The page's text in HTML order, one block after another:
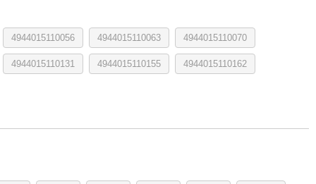
4944015110056 4944015110063 4944015110070
4944015110131 4944015110155 4944015110162